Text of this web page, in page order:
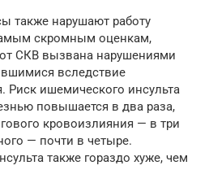
также нарушают работу
скромным оценкам,
СКВ вызвана нарушениями
вследствие
Риск ишемического инсульта
повышается в два раза,
кровоизлияния — в три
— почти в четыре.
также гораздо хуже, чем